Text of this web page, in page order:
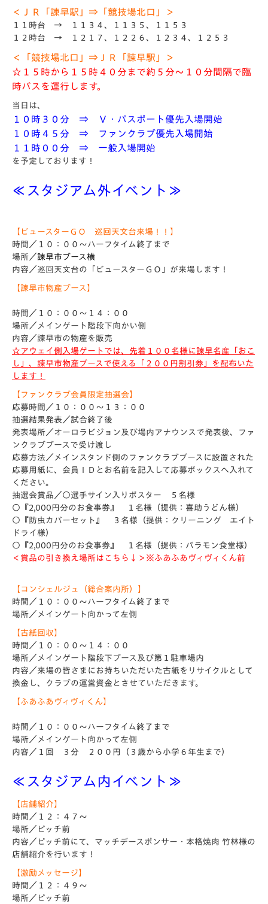
＜ＪＲ「諫早駅」⇒「競技場北口」＞
１１時台 → １１３４、１１３５、１１５３
１２時台 → １２１７、１２２６、１２３４、１２５３
＜「競技場北口」⇒ＪＲ「諫早駅」＞
☆１５時から１５時４０分まで約５分～１０分間隔で臨
時バスを運行します。
当日は、
１０時３０分 ⇒ Ｖ・パスポート優先入場開始
１０時４５分 ⇒ ファンクラブ優先入場開始
１１時００分 ⇒ 一般入場開始
を予定しております！
≪スタジアム外イベント≫
【ビュースターＧＯ 巡回天文台来場！！】
時間／１０：００～ハーフタイム終了まで
場所／諫早市ブース横
内容／巡回天文台の「ビュースターＧＯ」が来場します！
【諫早市物産ブース】
時間／１０：００～１４：００
場所／メインゲート階段下向かい側
内容／諫早市の物産を販売
☆アウェイ側入場ゲートでは、先着１００名様に諫早名産「おこ
し」、諫早市物産ブースで使える「２００円割引券」を配布いた
します！
【ファンクラブ会員限定抽選会】
応募時間／１０：００～１３：００
抽選結果発表／試合終了後
発表場所／オーロラビジョン及び場内アナウンスで発表後、ファ
ンクラブブースで受け渡し
応募方法／メインスタンド側のファンクラブブースに設置された
応募用紙に、会員ＩＤとお名前を記入して応募ボックスへ入れて
ください。
抽選会賞品／○選手サイン入りポスター ５名様
○『2,000円分のお食事券』 １名様（提供：喜助うどん様）
○『防虫カバーセット』 ３名様（提供：クリーニング エイト
ドライ様）
○『2,000円分のお食事券』 １名様（提供：バラモン食堂様）
＜賞品の引き換え場所はこちら↓＞※ふあふあヴィヴィくん前
【コンシェルジュ（総合案内所）】
時間／１０：００～ハーフタイム終了まで
場所／メインゲート向かって左側
【古紙回収】
時間／１０：００～１４：００
場所／メインゲート階段下ブース及び第１駐車場内
内容／来場の皆さまにお持ちいただいた古紙をリサイクルとして
換金し、クラブの運営資金とさせていただきます。
【ふあふあヴィヴィくん】
時間／１０：００～ハーフタイム終了まで
場所／メインゲート向かって左側
内容／１回 ３分 ２００円（３歳から小学６年生まで）
≪スタジアム内イベント≫
【店舗紹介】
時間／１２：４７～
場所／ピッチ前
内容／ピッチ前にて、マッチデースポンサー・本格焼肉 竹林様の
店舗紹介を行います！
【激励メッセージ】
時間／１２：４９～
場所／ピッチ前